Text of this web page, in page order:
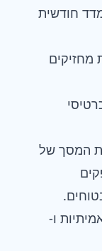
חודשית
מחזיקים
7 או רק כרטיסי
המסך של
ו-